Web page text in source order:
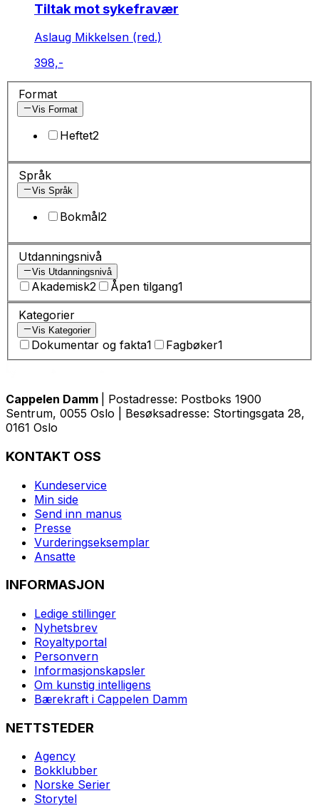
Tiltak mot sykefravær
Aslaug Mikkelsen (red.)
398,-
Format
Vis Format
Heftet2
Språk
Vis Språk
Bokmål2
Utdanningsnivå
Vis Utdanningsnivå
Akademisk2 Åpen tilgang1
Kategorier
Vis Kategorier
Dokumentar og fakta1 Fagbøker1
Cappelen Damm
| Postadresse: Postboks 1900
Sentrum, 0055 Oslo | Besøksadresse: Stortingsgata 28,
0161 Oslo
KONTAKT OSS
Kundeservice
Min side
Send inn manus
Presse
Vurderingseksemplar
Ansatte
INFORMASJON
Ledige stillinger
Nyhetsbrev
Royaltyportal
Personvern
Informasjonskapsler
Om kunstig intelligens
Bærekraft i Cappelen Damm
NETTSTEDER
Agency
Bokklubber
Norske Serier
Storytel